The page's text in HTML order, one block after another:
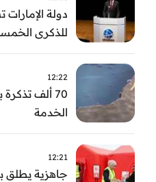
دولة
للذكرى
وأسبوع المياه
12:22
70 ألف
الخدمة
12:21
جاهزية يطلق